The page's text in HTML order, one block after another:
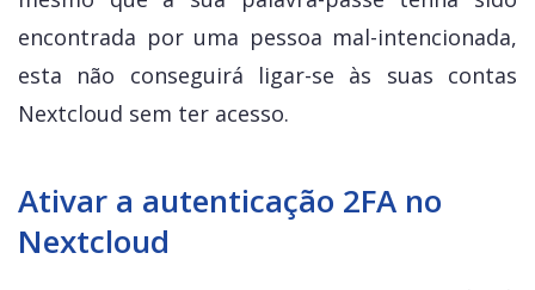
encontrada por uma pessoa mal-intencionada,
esta não conseguirá ligar-se às suas contas
Nextcloud sem ter acesso.
Ativar a autenticação 2FA no
Nextcloud